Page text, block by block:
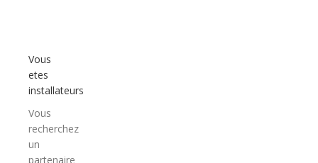
Vous
etes
installateurs
Vous
recherchez
un
partenaire